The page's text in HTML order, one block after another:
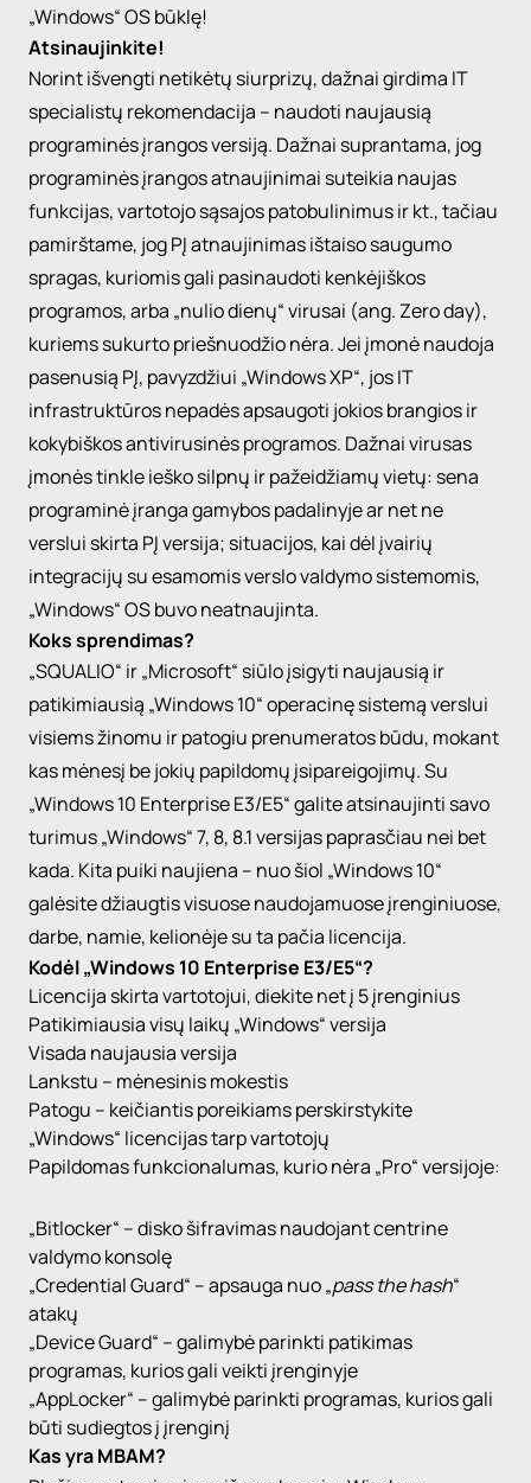
„Windows“ OS būklę!
Atsinaujinkite!
Norint išvengti netikėtų siurprizų, dažnai girdima IT
specialistų rekomendacija – naudoti naujausią
programinės įrangos versiją. Dažnai suprantama, jog
programinės įrangos atnaujinimai suteikia naujas
funkcijas, vartotojo sąsajos patobulinimus ir kt., tačiau
pamirštame, jogPĮatnaujinimas ištaiso saugumo
spragas, kuriomis gali pasinaudoti kenkėjiškos
programos, arba „nuliodienų“ virusai (ang. Zeroday),
kuriems sukurto priešnuodžio nėra.Jei įmonė naudoja
pasenusią PĮ, pavyzdžiui „WindowsXP“, jos IT
infrastruktūros nepadės apsaugoti jokios brangios ir
kokybiškos antivirusinės programos. Dažnai virusas
įmonės tinkle ieško silpnų ir pažeidžiamų vietų: sena
programinė įranga gamybos padalinyje ar net ne
verslui skirta PĮversija; situacijos, kai dėl įvairių
integracijų su esamomis verslo valdymo sistemomis,
„Windows“ OS buvo neatnaujinta.
Koks sprendimas?
„SQUALIO“ ir„Microsoft“ siūlo įsigyti naujausią ir
patikimiausią „Windows10“ operacinę sistemą verslui
visiems žinomu ir patogiu prenumeratos būdu, mokant
kas mėnesį be jokių papildomų įsipareigojimų. Su
„Windows10 EnterpriseE3/E5“ galite atsinaujinti savo
turimus„Windows“ 7, 8, 8.1 versijas paprasčiau nei bet
kada. Kita puiki naujiena – nuo šiol „Windows10“
galėsite džiaugtis visuose naudojamuose įrenginiuose,
darbe, namie, kelionėje su ta pačia licencija.
Kodėl„Windows 10 Enterprise E3/E5“?
Licencija skirta vartotojui, diekite net į 5 įrenginius
Patikimiausia visų laikų „Windows“ versija
Visada naujausia versija
Lankstu – mėnesinis mokestis
Patogu – keičiantis poreikiams perskirstykite
„Windows“ licencijas tarp vartotojų
Papildomas funkcionalumas, kurio nėra „Pro“ versijoje:
„Bitlocker“ – disko šifravimas naudojant centrine
valdymo konsolę
„CredentialGuard“ – apsauga nuo „pass thehash“
atakų
„DeviceGuard“ – galimybė parinkti patikimas
programas, kurios gali veikti įrenginyje
„AppLocker“ – galimybė parinkti programas, kurios gali
būti sudiegtos į įrenginį
Kas yra MBAM?